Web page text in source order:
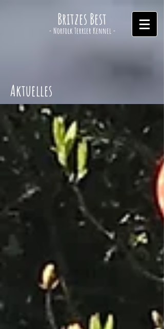
Britzes Best
- Norfolk Terrier Kennel -
Aktuelles